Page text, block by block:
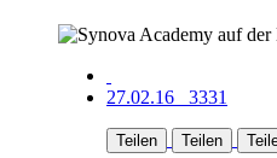
27.02.16 3331
Teilen Teilen